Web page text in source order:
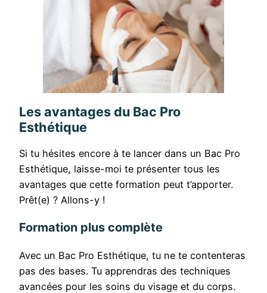
Les avantages du Bac Pro
Esthétique
Si tu hésites encore à te lancer dans un Bac Pro
Esthétique, laisse-moi te présenter tous les
avantages que cette formation peut t’apporter.
Prêt(e) ? Allons-y !
Formation plus complète
Avec un Bac Pro Esthétique, tu ne te contenteras
pas des bases. Tu apprendras des techniques
avancées pour les soins du visage et du corps.